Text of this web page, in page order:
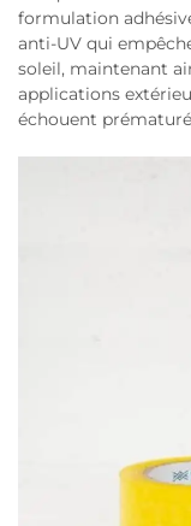
formulation
anti-UV qui
soleil, maintenant
applications
échouent